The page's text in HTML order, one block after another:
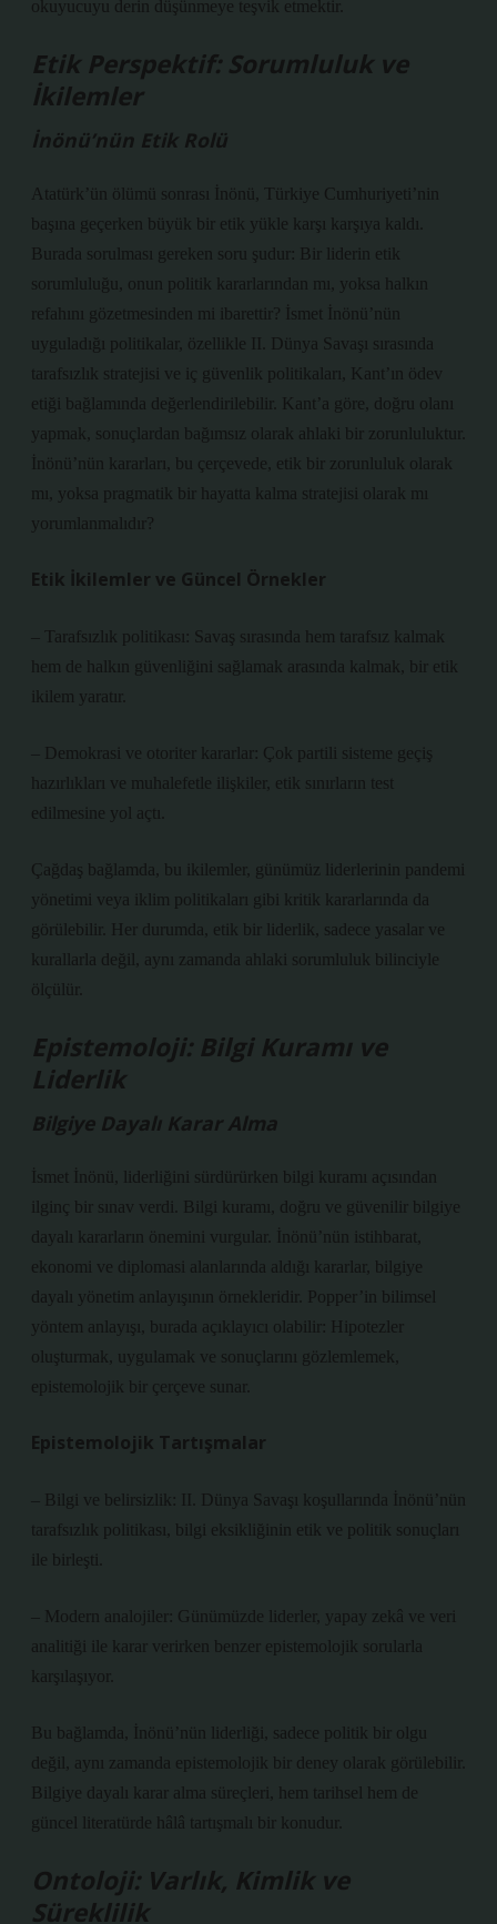
okuyucuyu derin düşünmeye teşvik etmektir.
Etik Perspektif: Sorumluluk ve
İkilemler
İnönü’nün Etik Rolü
Atatürk’ün ölümü sonrası İnönü, Türkiye Cumhuriyeti’nin
başına geçerken büyük bir etik yükle karşı karşıya kaldı.
Burada sorulması gereken soru şudur: Bir liderin etik
sorumluluğu, onun politik kararlarından mı, yoksa halkın
refahını gözetmesinden mi ibarettir? İsmet İnönü’nün
uyguladığı politikalar, özellikle II. Dünya Savaşı sırasında
tarafsızlık stratejisi ve iç güvenlik politikaları, Kant’ın ödev
etiği bağlamında değerlendirilebilir. Kant’a göre, doğru olanı
yapmak, sonuçlardan bağımsız olarak ahlaki bir zorunluluktur.
İnönü’nün kararları, bu çerçevede, etik bir zorunluluk olarak
mı, yoksa pragmatik bir hayatta kalma stratejisi olarak mı
yorumlanmalıdır?
Etik İkilemler ve Güncel Örnekler
– Tarafsızlık politikası: Savaş sırasında hem tarafsız kalmak
hem de halkın güvenliğini sağlamak arasında kalmak, bir etik
ikilem yaratır.
– Demokrasi ve otoriter kararlar: Çok partili sisteme geçiş
hazırlıkları ve muhalefetle ilişkiler, etik sınırların test
edilmesine yol açtı.
Çağdaş bağlamda, bu ikilemler, günümüz liderlerinin pandemi
yönetimi veya iklim politikaları gibi kritik kararlarında da
görülebilir. Her durumda, etik bir liderlik, sadece yasalar ve
kurallarla değil, aynı zamanda ahlaki sorumluluk bilinciyle
ölçülür.
Epistemoloji: Bilgi Kuramı ve
Liderlik
Bilgiye Dayalı Karar Alma
İsmet İnönü, liderliğini sürdürürken bilgi kuramı açısından
ilginç bir sınav verdi.
Bilgi kuramı
, doğru ve güvenilir bilgiye
dayalı kararların önemini vurgular. İnönü’nün istihbarat,
ekonomi ve diplomasi alanlarında aldığı kararlar, bilgiye
dayalı yönetim anlayışının örnekleridir. Popper’in bilimsel
yöntem anlayışı, burada açıklayıcı olabilir: Hipotezler
oluşturmak, uygulamak ve sonuçlarını gözlemlemek,
epistemolojik bir çerçeve sunar.
Epistemolojik Tartışmalar
– Bilgi ve belirsizlik: II. Dünya Savaşı koşullarında İnönü’nün
tarafsızlık politikası, bilgi eksikliğinin etik ve politik sonuçları
ile birleşti.
– Modern analojiler: Günümüzde liderler, yapay zekâ ve veri
analitiği ile karar verirken benzer epistemolojik sorularla
karşılaşıyor.
Bu bağlamda, İnönü’nün liderliği, sadece politik bir olgu
değil, aynı zamanda epistemolojik bir deney olarak görülebilir.
Bilgiye dayalı karar alma süreçleri, hem tarihsel hem de
güncel literatürde hâlâ tartışmalı bir konudur.
Ontoloji: Varlık, Kimlik ve
Süreklilik